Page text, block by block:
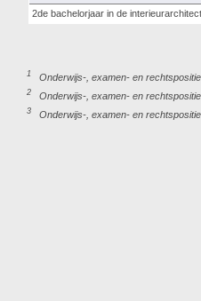
2de bachelorjaar in de
1 Onderwijs-, examen- en
2 Onderwijs-, examen- en
3 Onderwijs-, examen- en